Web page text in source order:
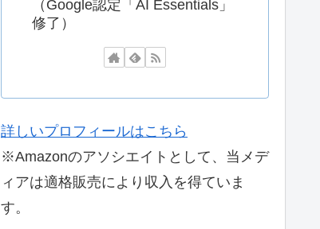
（Google認定「AI Essentials」
修了）
詳しいプロフィールはこちら
※Amazonのアソシエイトとして、当メデ
ィアは適格販売により収入を得ていま
す。